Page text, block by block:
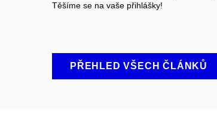
Těšíme se na vaše přihlášky!
PŘEHLED VŠECH ČLÁNKŮ